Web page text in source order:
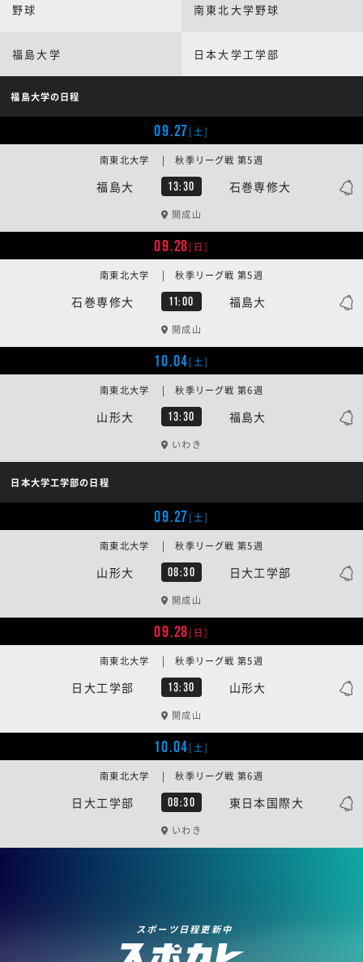
野球 南東北大学野球
福島大学 日本大学工学部
福島大学の日程
09.27[土]
福島大 13:30 石巻専修大
南東北大学 | 秋季リーグ戦 第5週
開成山
09.28[日]
石巻専修大 11:00 福島大
南東北大学 | 秋季リーグ戦 第5週
開成山
10.04[土]
山形大 13:30 福島大
南東北大学 | 秋季リーグ戦 第6週
いわき
日本大学工学部の日程
09.27[土]
山形大 08:30 日大工学部
南東北大学 | 秋季リーグ戦 第5週
開成山
09.28[日]
日大工学部 13:30 山形大
南東北大学 | 秋季リーグ戦 第5週
開成山
10.04[土]
日大工学部 08:30 東日本国際大
南東北大学 | 秋季リーグ戦 第6週
いわき
スポーツ日程更新中